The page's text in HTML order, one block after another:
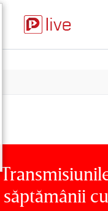
săptămânii cu